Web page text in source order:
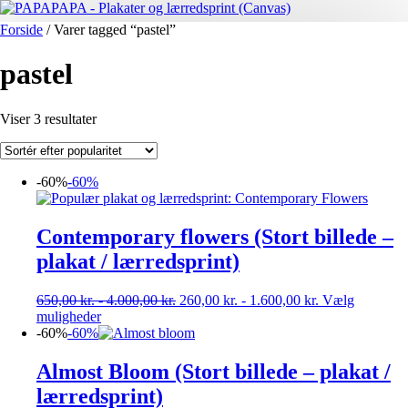
Forside / Varer tagged “pastel”
pastel
Viser 3 resultaterSorteret
popularitet
-60%-60%
Contemporary flowers (Stort billede –
plakat / lærredsprint)
650,00kr.-4.000,00kr. 260,00 kr. - 1.600,00 kr. Vælg
mulighederDette
vare
flere
varianter.
Mulighederne
-60%-60%
Almost Bloom (Stort billede – plakat /
lærredsprint)